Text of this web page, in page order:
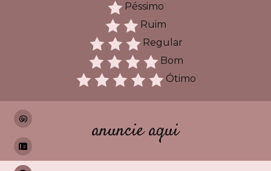
Péssimo
Ruim
Regular
Bom
Ótimo
anuncie aqui